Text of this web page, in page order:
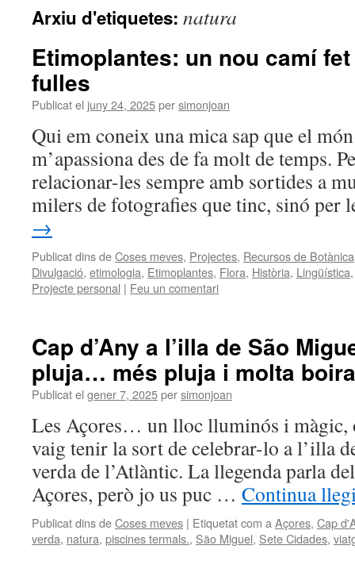
Arxiu d'etiquetes: natura
Etimoplantes: un nou camí
fulles
Publicat el juny 24, 2025persimonjoan
Qui em coneix una mica sap que el
m’apassiona des de fa molt de temps.
relacionar-les sempre amb sortides a
milers de fotografies que tinc, sinó
→
Publicat dins deCoses meves, Projectes, Recursos de Botànica
Divulgació, etimologia, Etimoplantes, Flora, Història, Lingüística
Projecte personal | Feu un comentari
Cap d’Any a l’illa de São
pluja… més pluja i molta boira
Publicat el gener 7, 2025persimonjoan
Les Açores… un lloc lluminós i màgic,
vaig tenir la sort de celebrar-lo a l’illa
verda de l’Atlàntic. La llegenda parla
Açores, però jo us puc … Continua
Publicat dins deCoses meves | Etiquetat com a Açores, Cap
verda, natura, piscines termals., São Miguel, Sete Cidades,